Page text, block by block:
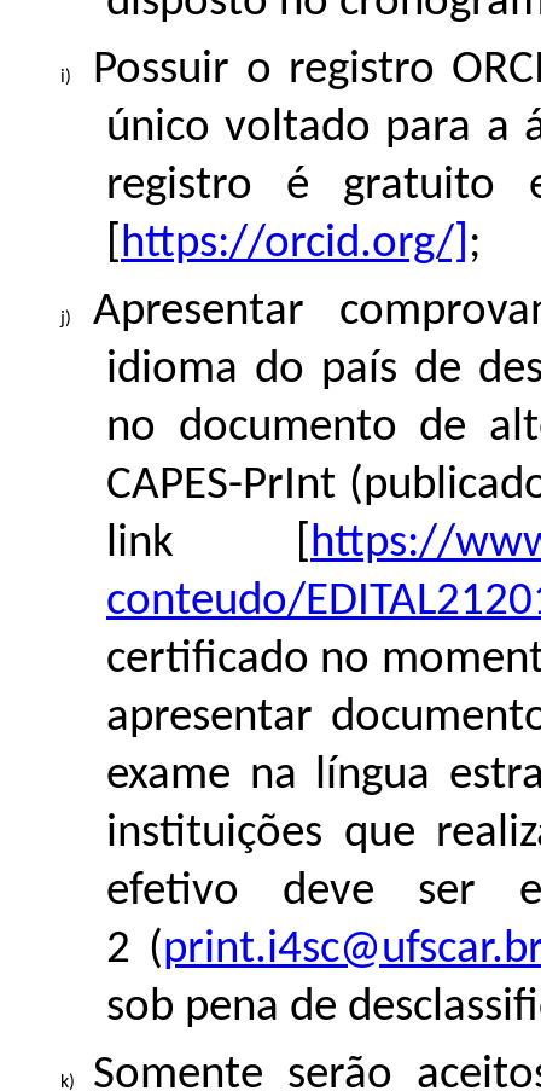
Possuir o registro
único voltado para a
registro é gratuito
https://orcid.org/] ;
Apresentar
idioma do país de
no documento de
CAPES-PrInt
link [ https://
conteudo/
certificado no
apresentar
exame na língua
instituições que
efetivo deve ser
2 (
sob pena de
Somente serão